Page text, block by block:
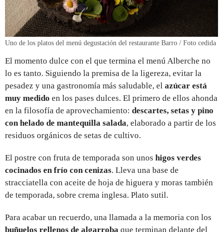
Uno de los platos del menú degustación del restaurante Barro / Foto cedida
El momento dulce con el que termina el menú Alberche no
lo es tanto. Siguiendo la premisa de la ligereza, evitar la
pesadez y una gastronomía más saludable, el azúcar está
muy medido en los pases dulces. El primero de ellos ahonda
en la filosofía de aprovechamiento: descartes, setas y pino
con helado de mantequilla salada, elaborado a partir de los
residuos orgánicos de setas de cultivo.
El postre con fruta de temporada son unos higos verdes
cocinados en frío con cenizas. Lleva una base de
stracciatella con aceite de hoja de higuera y moras también
de temporada, sobre crema inglesa. Plato sutil.
Para acabar un recuerdo, una llamada a la memoria con los
buñuelos rellenos de algarroba que terminan delante del